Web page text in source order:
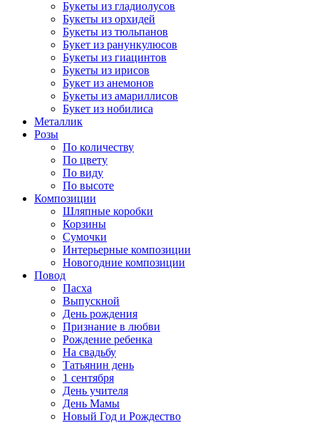
Букеты из гладиолусов
Букеты из орхидей
Букеты из тюльпанов
Букет из ранункулюсов
Букеты из гиацинтов
Букеты из ирисов
Букет из анемонов
Букеты из амариллисов
Букет из нобилиса
Металлик
Розы
По количеству
По цвету
По виду
По высоте
Композиции
Шляпные коробки
Корзины
Сумочки
Интерьерные композиции
Новогодние композиции
Повод
Пасха
Выпускной
День рождения
Признание в любви
Рождение ребенка
На свадьбу
Татьянин день
1 сентября
День учителя
День Мамы
Новый Год и Рождество